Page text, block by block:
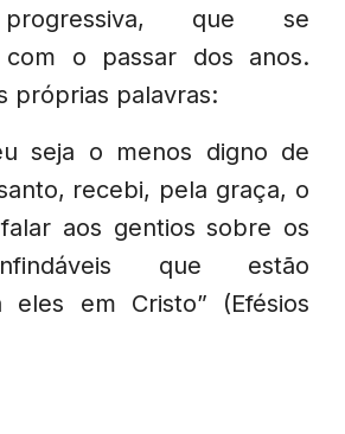
progressiva, que se
com o passar dos anos.
próprias palavras:
seja o menos digno de
recebi, pela graça, o
aos gentios sobre os
que estão
eles em Cristo” (Efésios